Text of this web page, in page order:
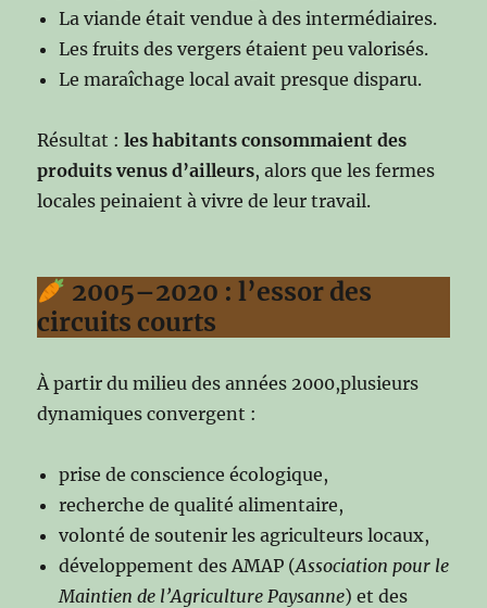
La viande était vendue à des intermédiaires.
Les fruits des vergers étaient peu valorisés.
Le maraîchage local avait presque disparu.
Résultat :les habitants consommaient des
produits venus d’ailleurs, alors que les fermes
locales peinaient à vivre de leur travail.
2005–2020 : l’essor des
circuits courts
À partir du milieu des années 2000,plusieurs
dynamiques convergent :
prise de conscience écologique,
recherche de qualité alimentaire,
volonté de soutenir les agriculteurs locaux,
développement des AMAP (Association pour le
Maintien de l’Agriculture Paysanne) et des